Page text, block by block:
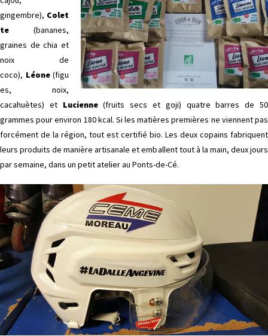
gingembre), Colet
te (bananes,
graines de chia et
noix de
coco), Léone (figu
es, noix,
cacahuètes) et Lucienne(fruits secs et goji) quatre barres de 50
grammes pour environ 180 kcal. Si les matières premières ne viennent pas
forcément de la région, tout est certifié bio. Les deux copains fabriquent
leurs produits de manière artisanale et emballent tout à la main, deux jours
par semaine, dans un petit atelier au Ponts-de-Cé.